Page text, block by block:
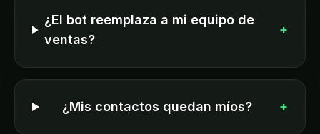
¿El bot reemplaza a mi equipo de
ventas?
+
¿Mis contactos quedan míos? +